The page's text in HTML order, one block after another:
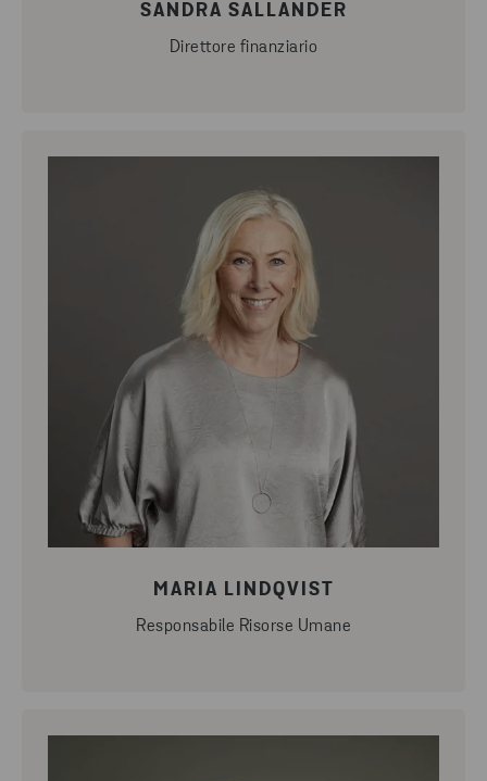
SANDRA SALLANDER
Direttore finanziario
MARIA LINDQVIST
Responsabile Risorse Umane